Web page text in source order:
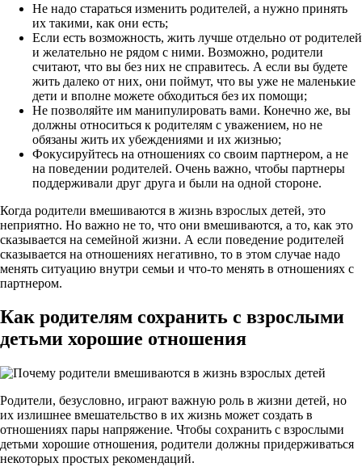
Не надо стараться изменить родителей, а нужно принять
их такими, как они есть;
Если есть возможность, жить лучше отдельно от родителей
и желательно не рядом с ними. Возможно, родители
считают, что вы без них не справитесь. А если вы будете
жить далеко от них, они поймут, что вы уже не маленькие
дети и вполне можете обходиться без их помощи;
Не позволяйте им манипулировать вами. Конечно же, вы
должны относиться к родителям с уважением, но не
обязаны жить их убеждениями и их жизнью;
Фокусируйтесь на отношениях со своим партнером, а не
на поведении родителей. Очень важно, чтобы партнеры
поддерживали друг друга и были на одной стороне.
Когда родители вмешиваются в жизнь взрослых детей, это
неприятно. Но важно не то, что они вмешиваются, а то, как это
сказывается на семейной жизни. А если поведение родителей
сказывается на отношениях негативно, то в этом случае надо
менять ситуацию внутри семьи и что-то менять в отношениях с
партнером.
Как родителям сохранить с взрослыми
детьми хорошие отношения
Родители, безусловно, играют важную роль в жизни детей, но
их излишнее вмешательство в их жизнь может создать в
отношениях пары напряжение. Чтобы сохранить с взрослыми
детьми хорошие отношения, родители должны придерживаться
некоторых простых рекомендаций.